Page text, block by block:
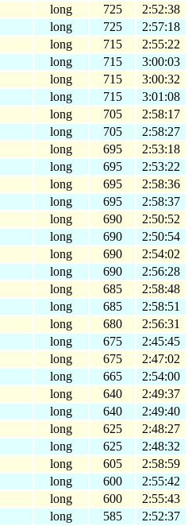
long 725
2:52:38
long 725
2:57:18
long 715
2:55:22
long 715
3:00:03
long 715
3:00:32
long 715
3:01:08
long 705
2:58:17
long 705
2:58:27
long 695
2:53:18
long 695
2:53:22
long 695
2:58:36
long 695
2:58:37
long 690
2:50:52
long 690
2:50:54
long 690
2:54:02
long 690
2:56:28
long 685
2:58:48
long 685
2:58:51
long 680
2:56:31
long 675
2:45:45
long 675
2:47:02
long 665
2:54:00
long 640
2:49:37
long 640
2:49:40
long 625
2:48:27
long 625
2:48:32
long 605
2:58:59
long 600
2:55:42
long 600
2:55:43
long 585
2:52:37